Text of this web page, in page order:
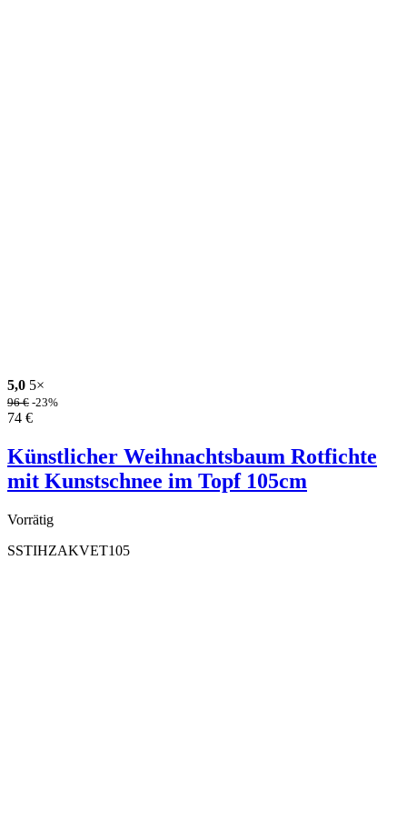
5,0 5×
96€ -23%
74 €
Künstlicher Weihnachtsbaum Rotfichte
mit Kunstschnee im Topf 105cm
Vorrätig
SSTIHZAKVET105